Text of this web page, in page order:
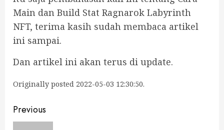
Main dan Build Stat Ragnarok Labyrinth
NFT, terima kasih sudah membaca artikel
ini sampai.
Dan artikel ini akan terus di update.
Originally posted 2022-05-03 12:30:50.
Continue
Previous